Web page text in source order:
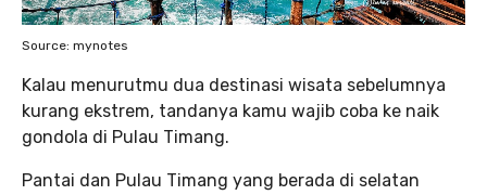
Source: mynotes
Kalau menurutmu dua destinasi wisata sebelumnya
kurang ekstrem, tandanya kamu wajib coba ke naik
gondola di Pulau Timang.
Pantai dan Pulau Timang yang berada di selatan